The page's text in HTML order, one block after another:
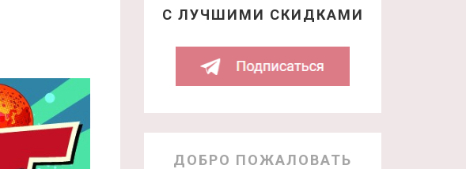
С ЛУЧШИМИ СКИДКАМИ
ДОБРО ПОЖАЛОВАТЬ